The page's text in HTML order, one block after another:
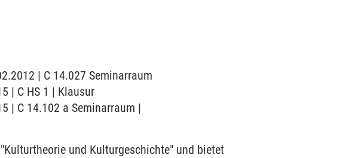
| C 14.027 Seminarraum
| C HS 1 | Klausur
| C 14.102 a Seminarraum |
und Kulturgeschichte" und bietet